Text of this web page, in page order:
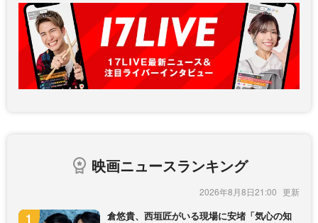
映画ニュースランキング
2026年8月8日21:00
倉悠貴、西垣匠がいる現場に安堵「気心の知